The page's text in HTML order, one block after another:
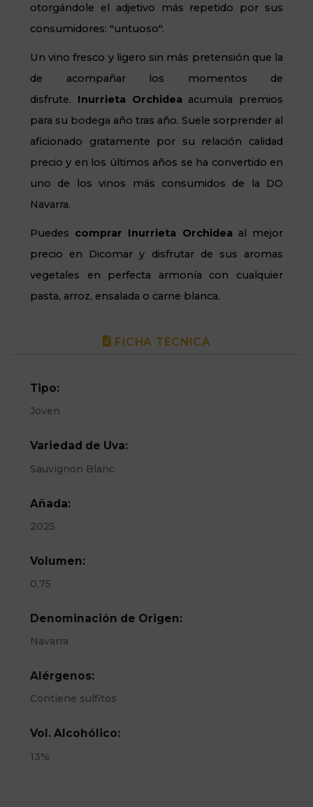
otorgándole el adjetivo más repetido por sus
consumidores: "untuoso".
Un vino fresco y ligero sin más pretensión que la
de acompañar los momentos de
disfrute. Inurrieta Orchideaacumula premios
para su bodega año tras año. Suele sorprender al
aficionado gratamente por su relación calidad
precio y en los últimos años se ha convertido en
uno de los vinos más consumidos de la DO
Navarra.
Puedes comprar Inurrieta Orchideaal mejor
precio en Dicomar y disfrutar de sus aromas
vegetales en perfecta armonía con cualquier
pasta, arroz, ensalada o carne blanca.
FICHA TÉCNICA
Tipo:
Joven
Variedad de Uva:
Sauvignon Blanc
Añada:
2025
Volumen:
0,75
Denominación de Origen:
Navarra
Alérgenos:
Contiene sulfitos
Vol. Alcohólico:
13%